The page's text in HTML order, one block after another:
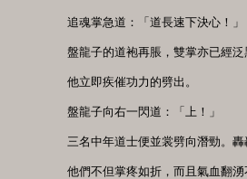
追魂掌急道：「道長速下決心！」
盤龍子的道袍再脹，雙掌亦已經泛
他立即疾催功力的劈出。
盤龍子向右一閃道：「上！」
三名中年道士便並裳劈向潛勁。轟
他們不但掌疼如折，而且氣血翻湧